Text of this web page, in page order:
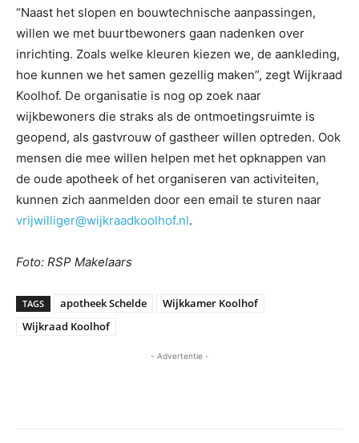
“Naast het slopen en bouwtechnische aanpassingen,
willen we met buurtbewoners gaan nadenken over
inrichting. Zoals welke kleuren kiezen we, de aankleding,
hoe kunnen we het samen gezellig maken”, zegt Wijkraad
Koolhof. De organisatie is nog op zoek naar
wijkbewoners die straks als de ontmoetingsruimte is
geopend, als gastvrouw of gastheer willen optreden. Ook
mensen die mee willen helpen met het opknappen van
de oude apotheek of het organiseren van activiteiten,
kunnen zich aanmelden door een email te sturen naar
vrijwilliger@wijkraadkoolhof.nl.
Foto: RSP Makelaars
TAGS apotheek Schelde
Wijkkamer Koolhof
Wijkraad Koolhof
- Advertentie -